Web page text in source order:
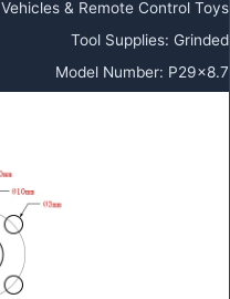
Vehicles & Remote Control Toys
Tool Supplies: Grinded
Model Number: P29x8.7